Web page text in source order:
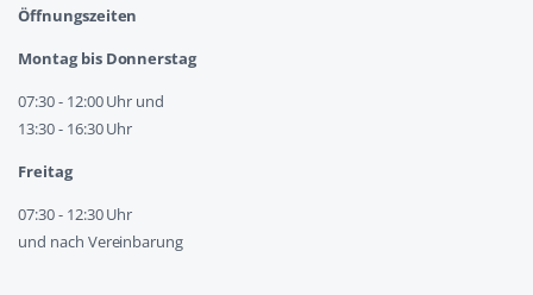
Öffnungszeiten
Montag bis Donnerstag
07:30 - 12:00 Uhr und
13:30 - 16:30 Uhr
Freitag
07:30 - 12:30 Uhr
und nach Vereinbarung